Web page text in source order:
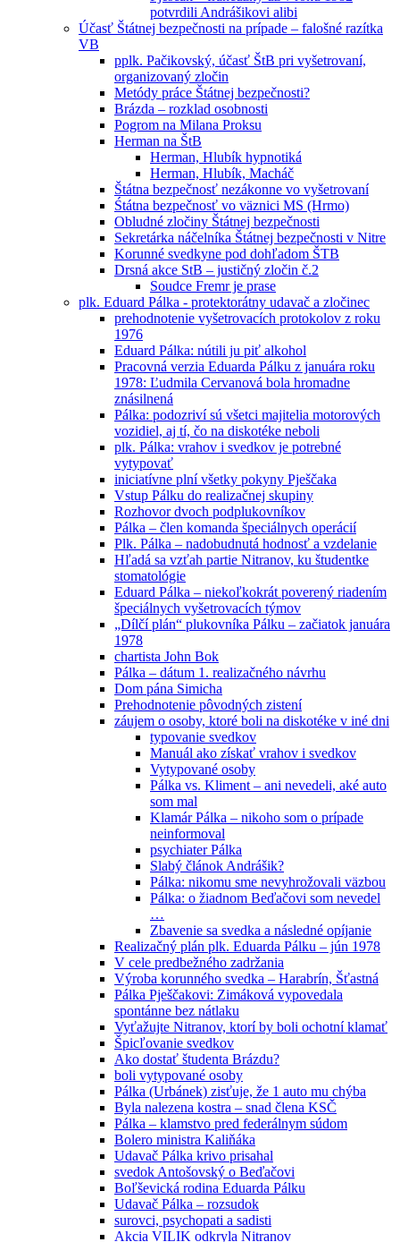
potvrdili Andrášikovi alibi
Účasť Štátnej bezpečnosti na prípade – falošné razítka
VB
pplk. Pačikovský, účasť ŠtB pri vyšetrovaní,
organizovaný zločin
Metódy práce Štátnej bezpečnosti?
Brázda – rozklad osobnosti
Pogrom na Milana Proksu
Herman na ŠtB
Herman, Hlubík hypnotiká
Herman, Hlubík, Macháč
Štátna bezpečnosť nezákonne vo vyšetrovaní
Śtátna bezpečnosť vo väznici MS (Hrmo)
Obludné zločiny Štátnej bezpečnosti
Sekretárka náčelníka Štátnej bezpečnosti v Nitre
Korunné svedkyne pod dohľadom ŠTB
Drsná akce StB – justičný zločin č.2
Soudce Fremr je prase
plk. Eduard Pálka - protektorátny udavač a zločinec
prehodnotenie vyšetrovacích protokolov z roku
1976
Eduard Pálka: nútili ju piť alkohol
Pracovná verzia Eduarda Pálku z januára roku
1978: Ľudmila Cervanová bola hromadne
znásilnená
Pálka: podozriví sú všetci majitelia motorových
vozidiel, aj tí, čo na diskotéke neboli
plk. Pálka: vrahov i svedkov je potrebné
vytypovať
iniciatívne plní všetky pokyny Pješčaka
Vstup Pálku do realizačnej skupiny
Rozhovor dvoch podplukovníkov
Pálka – člen komanda špeciálnych operácií
Plk. Pálka – nadobudnutá hodnosť a vzdelanie
Hľadá sa vzťah partie Nitranov, ku študentke
stomatológie
Eduard Pálka – niekoľkokrát poverený riadením
špeciálnych vyšetrovacích týmov
„Dílčí plán“ plukovníka Pálku – začiatok januára
1978
chartista John Bok
Pálka – dátum 1. realizačného návrhu
Dom pána Simicha
Prehodnotenie pôvodných zistení
záujem o osoby, ktoré boli na diskotéke v iné dni
typovanie svedkov
Manuál ako získať vrahov i svedkov
Vytypované osoby
Pálka vs. Kliment – ani nevedeli, aké auto
som mal
Klamár Pálka – nikoho som o prípade
neinformoval
psychiater Pálka
Slabý článok Andrášik?
Pálka: nikomu sme nevyhrožovali väzbou
Pálka: o žiadnom Beďačovi som nevedel
…
Zbavenie sa svedka a následné opíjanie
Realizačný plán plk. Eduarda Pálku – jún 1978
V cele predbežného zadržania
Výroba korunného svedka – Harabrín, Šťastná
Pálka Pješčakovi: Zimáková vypovedala
spontánne bez nátlaku
Vyťažujte Nitranov, ktorí by boli ochotní klamať
Špicľovanie svedkov
Ako dostať študenta Brázdu?
boli vytypované osoby
Pálka (Urbánek) zisťuje, že 1 auto mu chýba
Byla nalezena kostra – snad člena KSČ
Pálka – klamstvo pred federálnym súdom
Bolero ministra Kaliňáka
Udavač Pálka krivo prisahal
svedok Antošovský o Beďačovi
Boľševická rodina Eduarda Pálku
Udavač Pálka – rozsudok
surovci, psychopati a sadisti
Akcia VILIK odkryla Nitranov